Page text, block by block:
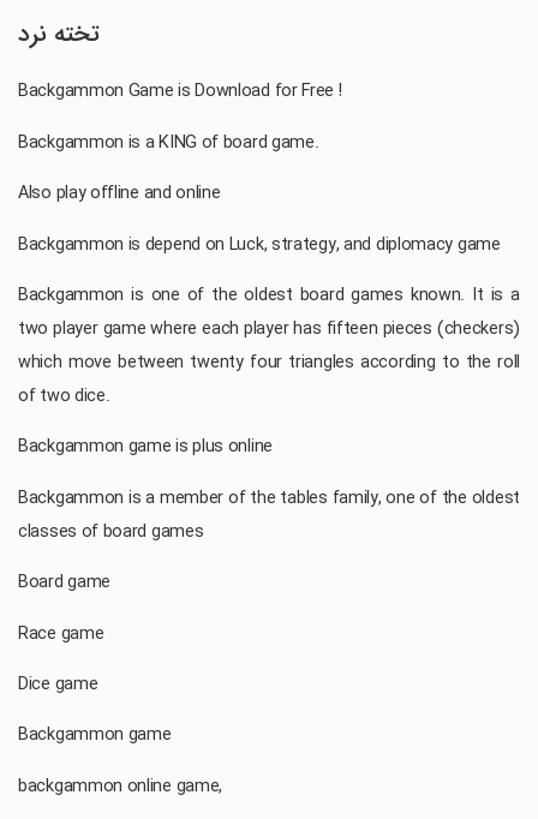
تخته نرد
Backgammon Game is Download for Free !
Backgammon is a KING of board game.
Also play offline and online
Backgammon is depend on Luck, strategy, and diplomacy game
Backgammon is one of the oldest board games known. It is a
two player game where each player has fifteen pieces (checkers)
which move between twenty four triangles according to the roll
of two dice.
Backgammon game is plus online
Backgammon is a member of the tables family, one of the oldest
classes of board games
Board game
Race game
Dice game
Backgammon game
backgammon online game,